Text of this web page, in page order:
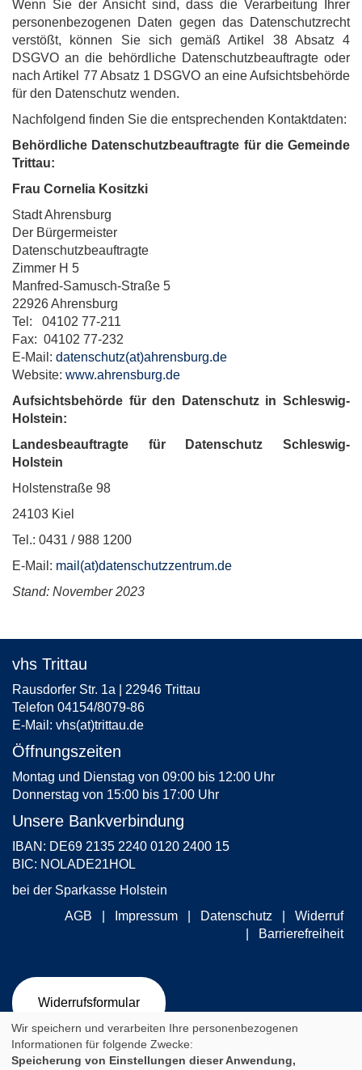
Wenn Sie der Ansicht sind, dass die Verarbeitung Ihrer
personenbezogenen Daten gegen das Datenschutzrecht
verstößt, können Sie sich gemäß Artikel 38 Absatz 4
DSGVO an die behördliche Datenschutzbeauftragte oder
nach Artikel 77 Absatz 1 DSGVO an eine Aufsichtsbehörde
für den Datenschutz wenden.
Nachfolgend finden Sie die entsprechenden Kontaktdaten:
Behördliche Datenschutzbeauftragte für die Gemeinde
Trittau:
Frau Cornelia Kositzki
Stadt Ahrensburg
Der Bürgermeister
Datenschutzbeauftragte
Zimmer H 5
Manfred-Samusch-Straße 5
22926 Ahrensburg
Tel: 04102 77-211
Fax: 04102 77-232
E-Mail: datenschutz(at)ahrensburg.de
Website: www.ahrensburg.de
Aufsichtsbehörde für den Datenschutz in Schleswig-
Holstein:
Landesbeauftragte für Datenschutz Schleswig-
Holstein
Holstenstraße 98
24103 Kiel
Tel.: 0431 / 988 1200
E-Mail: mail(at)datenschutzzentrum.de
Stand: November 2023
vhs Trittau
Rausdorfer Str. 1a | 22946 Trittau
Telefon 04154/8079-86
E-Mail: vhs(at)trittau.de
Öffnungszeiten
Montag und Dienstag von 09:00 bis 12:00 Uhr
Donnerstag von 15:00 bis 17:00 Uhr
Unsere Bankverbindung
IBAN: DE69 2135 2240 0120 2400 15
BIC: NOLADE21HOL
bei der Sparkasse Holstein
AGB
Impressum Datenschutz
Widerruf
Barrierefreiheit
Widerrufsformular
Wir speichern und verarbeiten Ihre personenbezogenen
Informationen für folgende Zwecke:
Speicherung von Einstellungen dieser Anwendung,